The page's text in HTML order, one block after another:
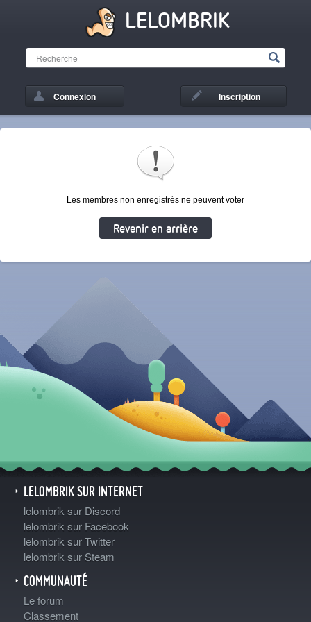
LELOMBRIK
Connexion Inscription
Les membres non enregistrés ne peuvent voter
Revenir en arrière
LELOMBRIK SUR INTERNET
lelombrik sur Discord
lelombrik sur Facebook
lelombrik sur Twitter
lelombrik sur Steam
COMMUNAUTÉ
Le forum
Classement